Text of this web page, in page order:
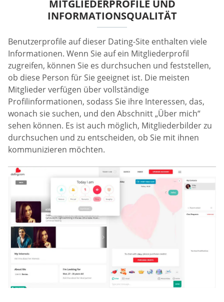
MITGLIEDERPROFILE UND
INFORMATIONSQUALITÄT
Benutzerprofile auf dieser Dating-Site enthalten viele
Informationen. Wenn Sie auf ein Mitgliederprofil
zugreifen, können Sie es durchsuchen und feststellen,
ob diese Person für Sie geeignet ist. Die meisten
Mitglieder verfügen über vollständige
Profilinformationen, sodass Sie ihre Interessen, das,
wonach sie suchen, und den Abschnitt „Über mich“
sehen können. Es ist auch möglich, Mitgliederbilder zu
durchsuchen und zu entscheiden, ob Sie mit ihnen
kommunizieren möchten.